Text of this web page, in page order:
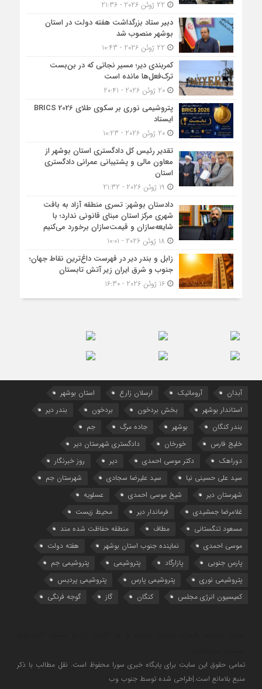
دبیر ستاد بزرگداشت هفته دولت در استان
بوشهر منصوب شد
کمربندی دیر؛ مسیر نجاتی که در بن‌بست
ترک‌فعل‌ها مانده است
20 ژوئن 2026 - 20:41
پتروشیمی نوری بر سکوی طلای BRICS 2026
ایستاد
20 ژوئن 2026 - 10:23
تقدیر رئیس کل دادگستری استان بوشهر از
معاون مالی و پشتیبانی عمرانی دادگستری
استان
دادستان بوشهر: تسری منطقه آزاد به بافت
شهری مرکز استان مبنای قانونی ندارد؛ با
شایعه‌سازان و قیمت‌سازان برخورد می‌کنیم
زابل و بندر دیر در فهرست داغ‌ترین نقاط جهان؛
جنوب و شرق ایران زیر آتش تابستان
16 ژوئن 2026 - 16:30
آبدان آروماتیک ارسلان زارع
استان بوشهر
استاندار بوشهر
بخش بردخون بردخون
بندر دیر
بندر کنگان
بوشهر جاده مرگ
جم
خلیج فارس
خورخان
دادگستری شهرستان دیر
دوراهک
دکتر موسی احمدی دیر
روز خبرنگار
سید علی حسینی نیا
سید علیرضا سجادی
شهرستان جم
شهرستان دیر
شیخ موسی احمدی
عسلویه
غلامرضا جمشیدی
فرماندار دیر
محیط زیست
مسعود تنگستانی
مطاف
منطقه حفاظت شده مند
موسی احمدی
نماینده جنوب استان بوشهر
هفته دولت
پارس جنوبی
پازارگاد پتروشیمی
پتروشیمی جم
پتروشیمی نوری
پتروشیمی پارس
پتروشیمی پردیس
کمیسیون انرژی مجلس
کنگان گاز گوجه فرنگی
تمامی حقوق این سایت برای پایگاه خبری سورا محفوظ است. نقل مطالب با ذکر
منبع بلامانع است.|طراحی شده توسط جنوب وب